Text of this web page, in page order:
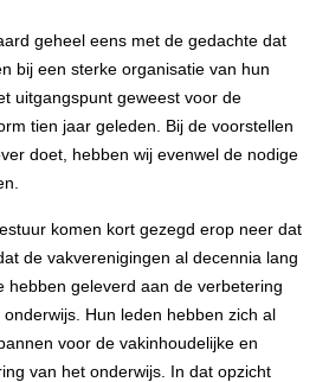
geheel eens met de gedachte dat
bij een sterke organisatie van hun
uitgangspunt geweest voor de
tien jaar geleden. Bij de voorstellen
doet, hebben wij evenwel de nodige
komen kort gezegd erop neer dat
de vakverenigingen al decennia lang
hebben geleverd aan de verbetering
Hun leden hebben zich al
voor de vakinhoudelijke en
van het onderwijs. In dat opzicht